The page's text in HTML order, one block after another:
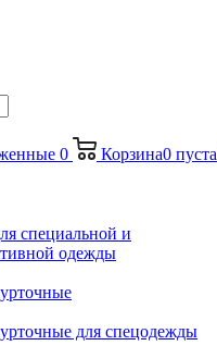
0 Корзина0 пуста
специальной и
одежды
для спецодежды